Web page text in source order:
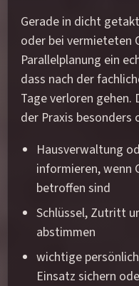
Gerade in dicht
oder bei vermieteten
Parallelplanung ein
dass nach der
Tage verloren gehen.
der Praxis besonders
Hausverwaltung
informieren, wenn
betroffen sind
Schlüssel, Zutritt
abstimmen
wichtige
Einsatz sichern